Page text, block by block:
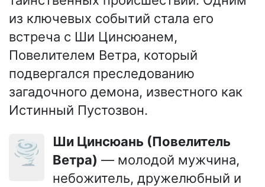
из ключевых событий стала его
встреча с Ши Цинсюанем,
Повелителем Ветра, который
подвергался преследованию
загадочного демона, известного как
Истинный Пустозвон.
🌪️
Ши Цинсюань (Повелитель
Ветра) — молодой мужчина,
небожитель, дружелюбный и